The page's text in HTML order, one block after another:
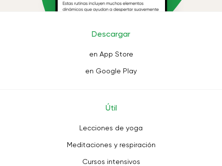
Descargar
en App Store
en Google Play
Útil
Lecciones de yoga
Meditaciones y respiración
Cursos intensivos